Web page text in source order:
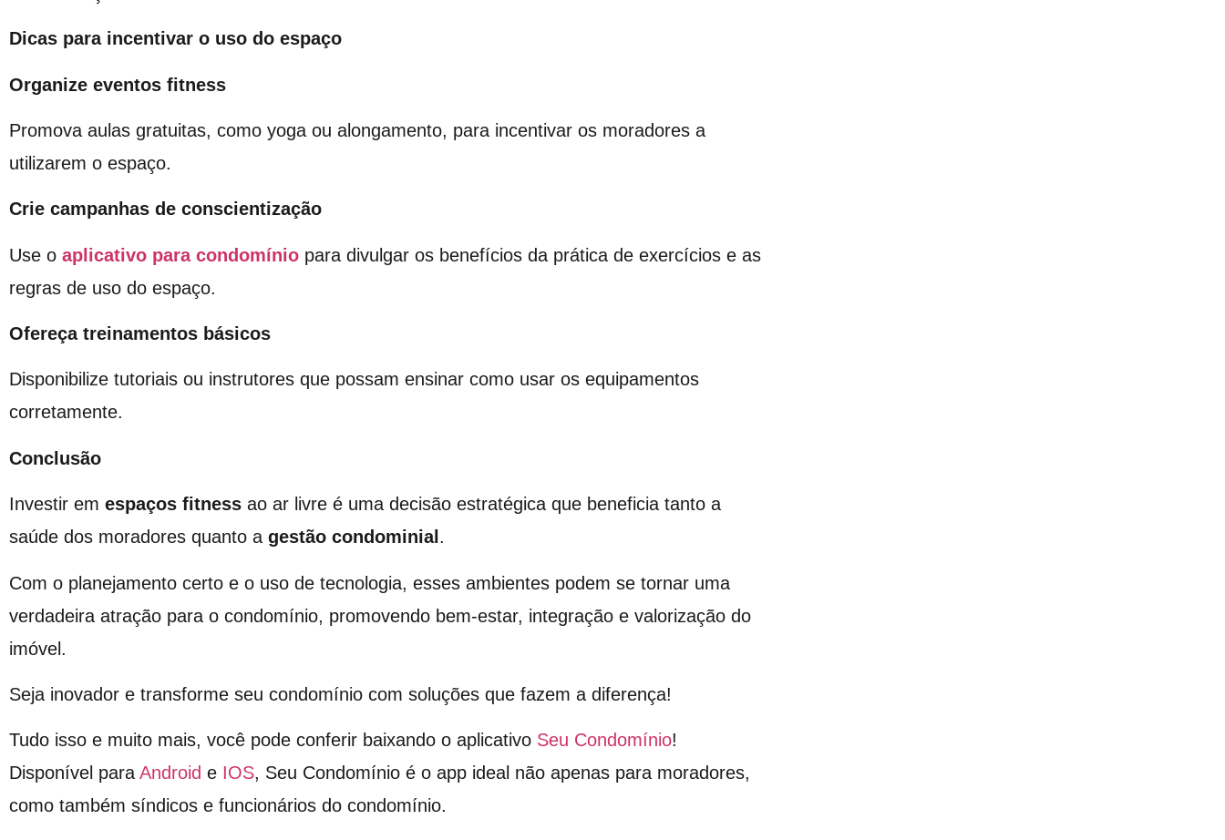
Dicas para incentivar o uso do espaço
Organize eventos fitness
Promova aulas gratuitas, como yoga ou alongamento, para incentivar os moradores a
utilizarem o espaço.
Crie campanhas de conscientização
Use o aplicativo para condomínio para divulgar os benefícios da prática de exercícios e as
regras de uso do espaço.
Ofereça treinamentos básicos
Disponibilize tutoriais ou instrutores que possam ensinar como usar os equipamentos
corretamente.
Conclusão
Investir em espaços fitness ao ar livre é uma decisão estratégica que beneficia tanto a
saúde dos moradores quanto a gestão condominial .
Com o planejamento certo e o uso de tecnologia, esses ambientes podem se tornar uma
verdadeira atração para o condomínio, promovendo bem-estar, integração e valorização do
imóvel.
Seja inovador e transforme seu condomínio com soluções que fazem a diferença!
Tudo isso e muito mais, você pode conferir baixando o aplicativo Seu Condomínio!
Disponível paraAndroid e IOS, Seu Condomínio é o app ideal não apenas para moradores,
como também síndicos e funcionários do condomínio.